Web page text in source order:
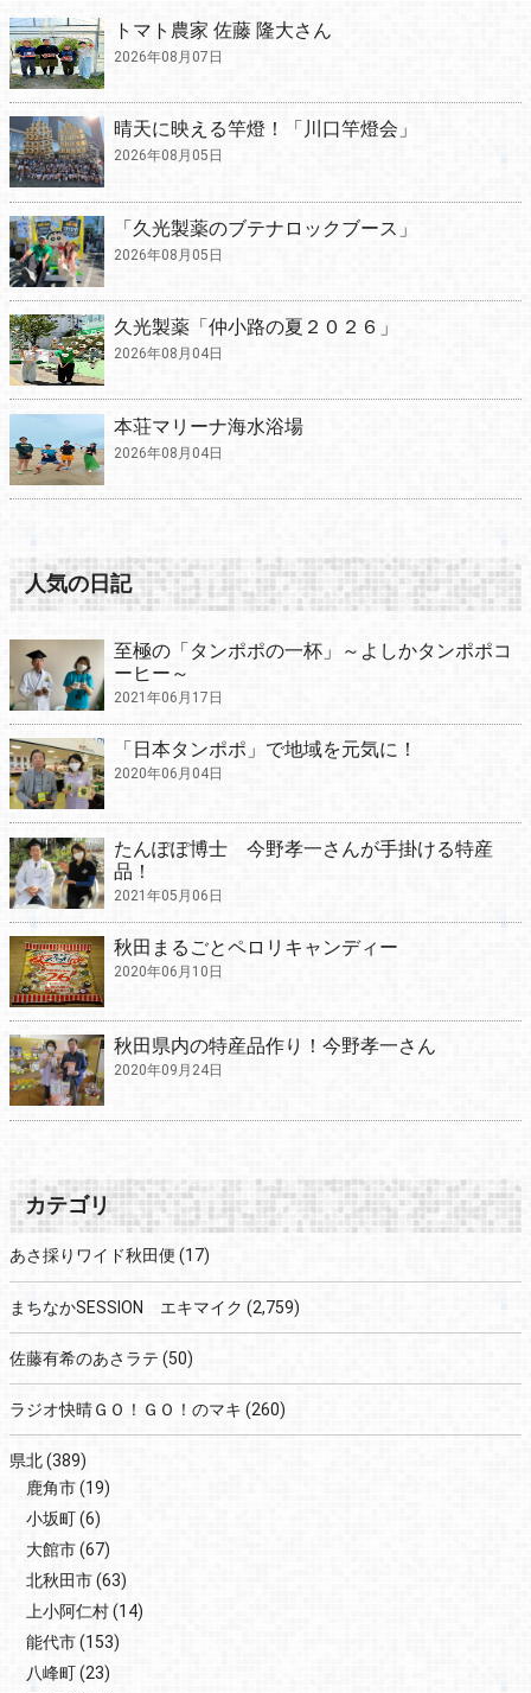
トマト農家 佐藤 隆大さん
2026年08月07日
晴天に映える竿燈！「川口竿燈会」
2026年08月05日
「久光製薬のブテナロックブース」
2026年08月05日
久光製薬「仲小路の夏２０２６」
2026年08月04日
本荘マリーナ海水浴場
2026年08月04日
人気の日記
至極の「タンポポの一杯」～よしかタンポポコ
ーヒー～
2021年06月17日
「日本タンポポ」で地域を元気に！
2020年06月04日
たんぽぽ博士 今野孝一さんが手掛ける特産
品！
2021年05月06日
秋田まるごとペロリキャンディー
2020年06月10日
秋田県内の特産品作り！今野孝一さん
2020年09月24日
カテゴリ
あさ採りワイド秋田便 (17)
まちなかSESSION エキマイク (2,759)
佐藤有希のあさラテ (50)
ラジオ快晴ＧＯ！ＧＯ！のマキ (260)
県北(389)
鹿角市(19)
小坂町(6)
大館市(67)
北秋田市(63)
上小阿仁村(14)
能代市(153)
八峰町(23)